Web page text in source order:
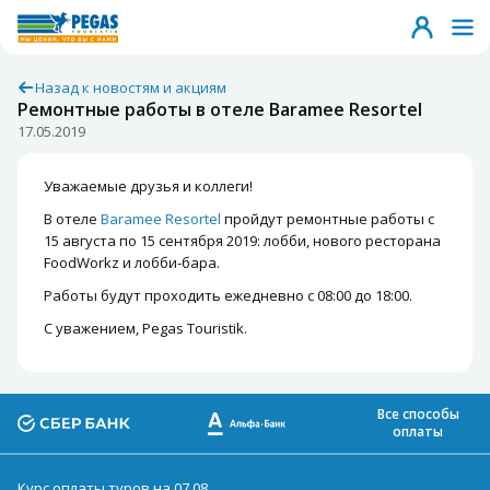
Назад к новостям и акциям
Ремонтные работы в отеле Baramee Resortel
17.05.2019
Уважаемые друзья и коллеги!
В отеле Baramee Resortel пройдут ремонтные работы с
15 августа по 15 сентября 2019: лобби, нового ресторана
FoodWorkz и лобби-бара.
Работы будут проходить ежедневно с 08:00 до 18:00.
С уважением, Pegas Touristik.
Все способы
оплаты